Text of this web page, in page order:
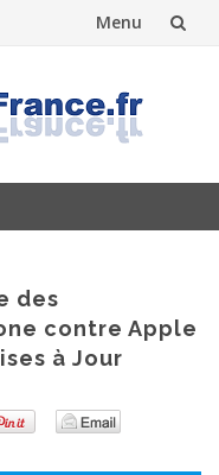
Menu
des
contre Apple
à Jour